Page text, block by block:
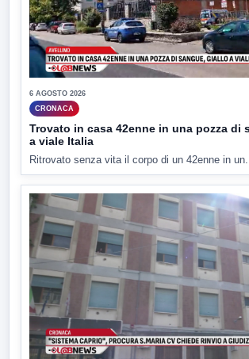
6 AGOSTO 2026
CRONACA
Trovato in casa 42enne in una pozza di
a viale Italia
Ritrovato senza vita il corpo di un 42enne in